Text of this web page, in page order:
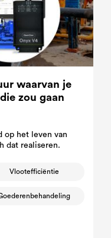
waarvan je
zou gaan
op het leven van
dat realiseren.
Vlootefficiëntie